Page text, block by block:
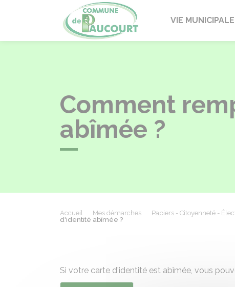
PaucourtVIE MUNICIPALE
Comment
abîmée ?
Accueil Mes démarches Papiers - Citoyenneté -
d'identité abîmée ?
Si votre carte d'identité est abîmée, vous